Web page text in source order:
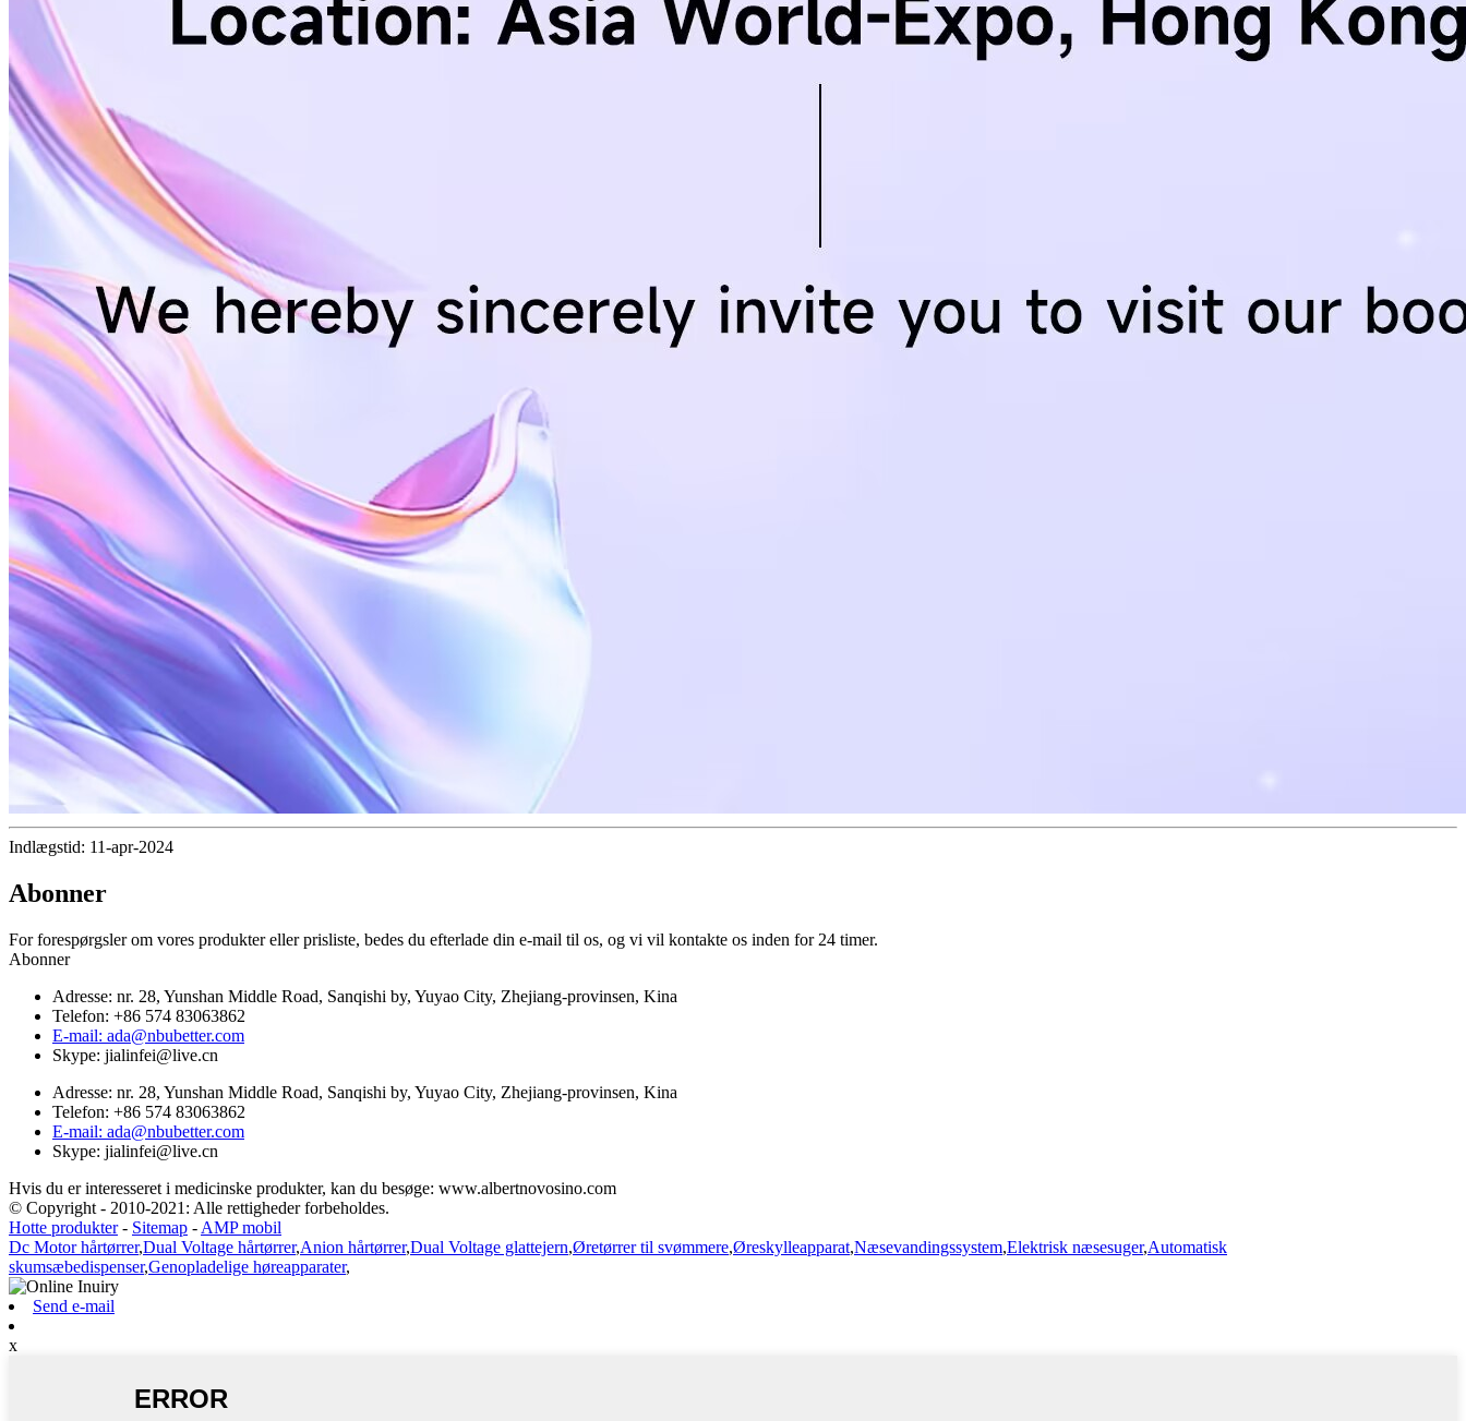
Indlægstid: 11-apr-2024
Abonner
For forespørgsler om vores produkter eller prisliste, bedes du efterlade din e-mail til os, og vi vil kontakte os inden for 24 timer.
Abonner
Adresse: nr. 28, Yunshan Middle Road, Sanqishi by, Yuyao City, Zhejiang-provinsen, Kina
Telefon: +86 574 83063862
E-mail: ada@nbubetter.com
Skype: jialinfei@live.cn
Adresse: nr. 28, Yunshan Middle Road, Sanqishi by, Yuyao City, Zhejiang-provinsen, Kina
Telefon: +86 574 83063862
E-mail: ada@nbubetter.com
Skype: jialinfei@live.cn
Hvis du er interesseret i medicinske produkter, kan du besøge: www.albertnovosino.com
© Copyright - 2010-2021: Alle rettigheder forbeholdes.
Hotte produkter- Sitemap - AMP mobil
Dc Motor hårtørrer,Dual Voltage hårtørrer,Anion hårtørrer,Dual Voltage glattejern,Øretørrer til svømmere,Øreskylleapparat,Næsevandingssystem,Elektrisk næsesuger,Automatisk
skumsæbedispenser,Genopladelige høreapparater,
Send e-mail
x